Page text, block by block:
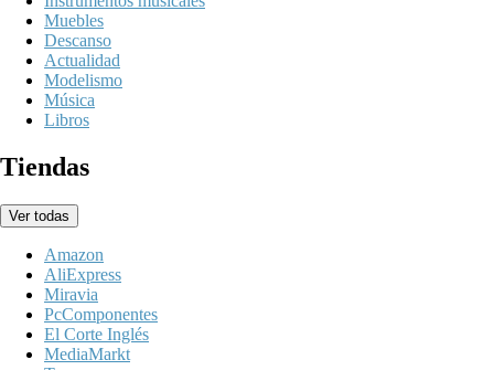
Muebles
Descanso
Actualidad
Modelismo
Música
Libros
Tiendas
Ver todas
Amazon
AliExpress
Miravia
PcComponentes
El Corte Inglés
MediaMarkt